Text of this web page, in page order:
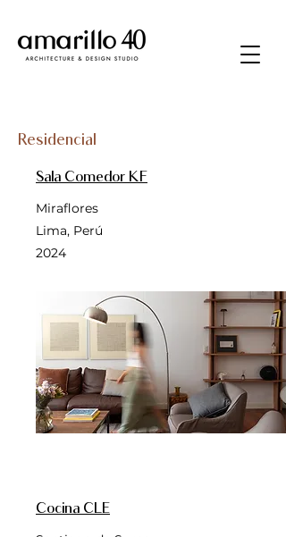
Residencial
Sala Comedor KF
Miraflores
Lima, Perú
2024
Cocina CLE